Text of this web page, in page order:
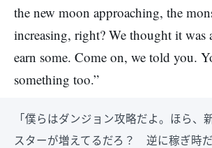
the new moon approaching, the
increasing, right? We thought it was
earn some. Come on, we told you.
something too.”
「僕らはダンジョン攻略だよ。ほら、
スターが増えてるだろ？ 逆に稼ぎ時